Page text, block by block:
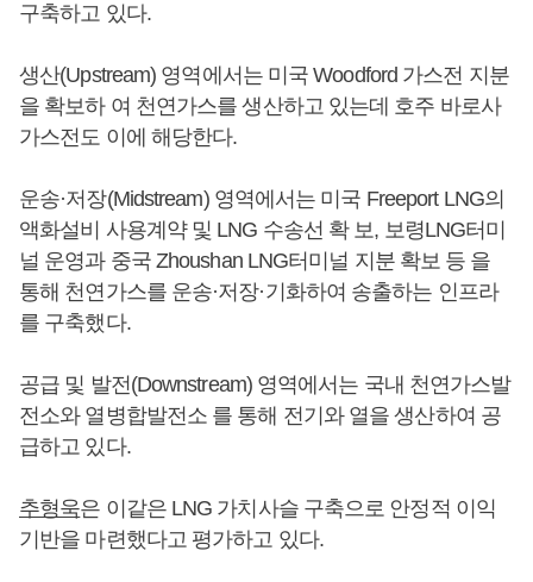
구축하고 있다.
생산(Upstream) 영역에서는 미국 Woodford 가스전 지분
을 확보하 여 천연가스를 생산하고 있는데 호주 바로사
가스전도 이에 해당한다.
운송·저장(Midstream) 영역에서는 미국 Freeport LNG의
액화설비 사용계약 및 LNG 수송선 확 보, 보령LNG터미
널 운영과 중국 Zhoushan LNG터미널 지분 확보 등 을
통해 천연가스를 운송·저장·기화하여 송출하는 인프라
를 구축했다.
공급 및 발전(Downstream) 영역에서는 국내 천연가스발
전소와 열병합발전소 를 통해 전기와 열을 생산하여 공
급하고 있다.
추형욱은 이같은 LNG 가치사슬 구축으로 안정적 이익
기반을 마련했다고 평가하고 있다.